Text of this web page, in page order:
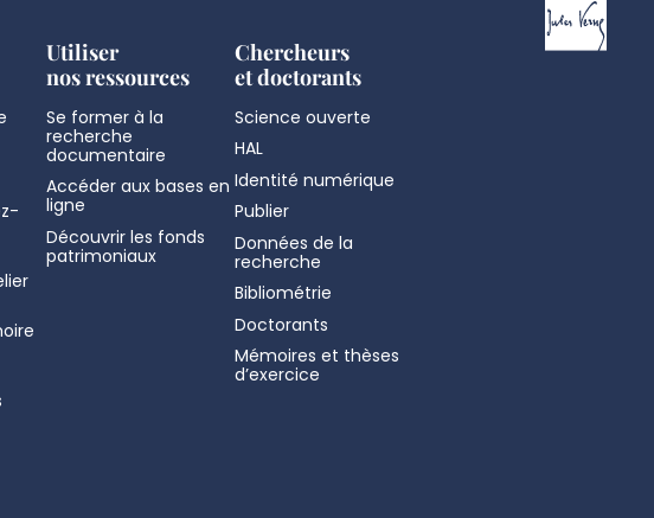
Utiliser
nos ressources
Se former à la
recherche
documentaire
Accéder aux bases en
ligne
Découvrir les fonds
patrimoniaux
Chercheurs
et doctorants
Science ouverte
HAL
Identité numérique
Publier
Données de la
recherche
Bibliométrie
Doctorants
Mémoires et thèses
d’exercice